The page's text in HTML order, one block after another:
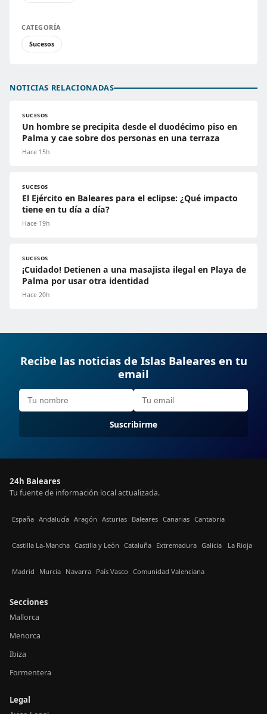
CATEGORÍA
Sucesos
NOTICIAS RELACIONADAS
SUCESOS
Un hombre se precipita desde el duodécimo piso en
Palma y cae sobre dos personas en una terraza
Hace 15h
SUCESOS
El Ejército en Baleares para el eclipse: ¿Qué impacto
tiene en tu día a día?
Hace 19h
SUCESOS
¡Cuidado! Detienen a una masajista ilegal en Playa de
Palma por usar otra identidad
Hace 20h
Recibe las noticias de Islas Baleares en tu
email
Suscribirme
24h Baleares
Tu fuente de información local actualizada.
España Andalucía Aragón Asturias Baleares Canarias Cantabria
Castilla La-Mancha Castilla y León Cataluña Extremadura Galicia La Rioja
Madrid Murcia Navarra País Vasco Comunidad Valenciana
Secciones
Mallorca
Menorca
Ibiza
Formentera
Legal